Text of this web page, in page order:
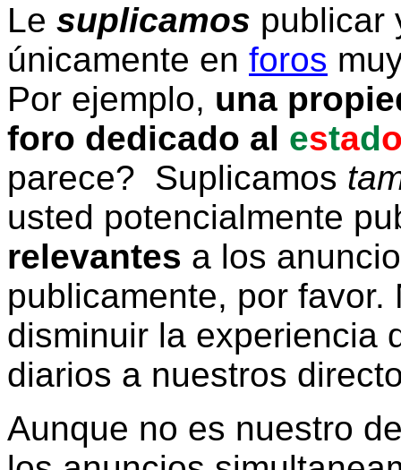
Le suplicamos publicar
únicamente en foros
Por ejemplo, una
foro dedicado al estad
parece? Suplicamos
usted potencialmente
relevantes a los
publicamente, por
disminuir la experiencia
diarios a nuestros
Aunque no es nuestro